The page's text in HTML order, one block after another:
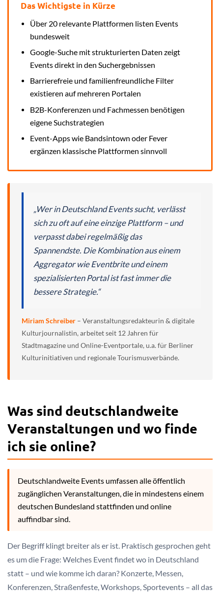
Das Wichtigste in Kürze
Über 20 relevante Plattformen listen Events
bundesweit
Google-Suche mit strukturierten Daten zeigt
Events direkt in den Suchergebnissen
Barrierefreie und familienfreundliche Filter
existieren auf mehreren Portalen
B2B-Konferenzen und Fachmessen benötigen
eigene Suchstrategien
Event-Apps wie Bandsintown oder Fever
ergänzen klassische Plattformen sinnvoll
„Wer in Deutschland Events sucht, verlässt
sich zu oft auf eine einzige Plattform – und
verpasst dabei regelmäßig das
Spannendste. Die Kombination aus einem
Aggregator wie Eventbrite und einem
spezialisierten Portal ist fast immer die
bessere Strategie.“
Miriam Schreiber – Veranstaltungsredakteurin & digitale
Kulturjournalistin, arbeitet seit 12 Jahren für
Stadtmagazine und Online-Eventportale, u.a. für Berliner
Kulturinitiativen und regionale Tourismusverbände.
Was sind deutschlandweite
Veranstaltungen und wo finde
ich sie online?
Deutschlandweite Events umfassen alle öffentlich
zugänglichen Veranstaltungen, die in mindestens einem
deutschen Bundesland stattfinden und online
auffindbar sind.
Der Begriff klingt breiter als er ist. Praktisch gesprochen geht
es um die Frage: Welches Event findet wo in Deutschland
statt – und wie komme ich daran? Konzerte, Messen,
Konferenzen, Straßenfeste, Workshops, Sportevents – all das